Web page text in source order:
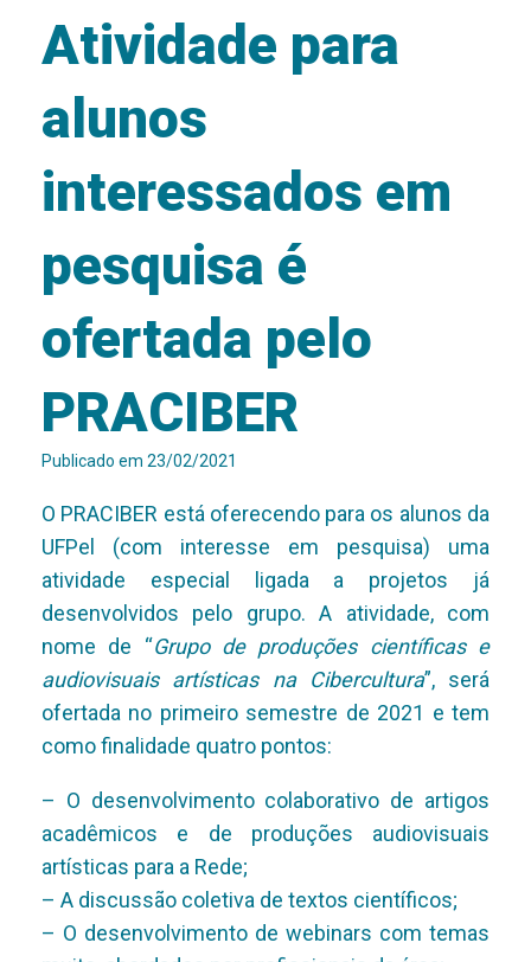
Atividade para
alunos
interessados em
pesquisa é
ofertada pelo
PRACIBER
Publicado em 23/02/2021
O PRACIBER está oferecendo para os alunos da
UFPel (com interesse em pesquisa) uma
atividade especial ligada a projetos já
desenvolvidos pelo grupo. A atividade, com
nome de “Grupo de produções científicas e
audiovisuais artísticas na Cibercultura”, será
ofertada no primeiro semestre de 2021 e tem
como finalidade quatro pontos:
– O desenvolvimento colaborativo de artigos
acadêmicos e de produções audiovisuais
artísticas para a Rede;
– A discussão coletiva de textos científicos;
– O desenvolvimento de webinars com temas